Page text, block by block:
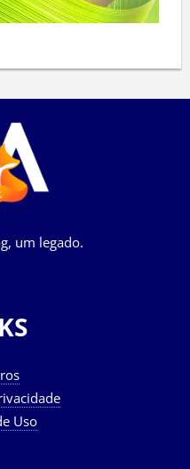
um legado.
Uso